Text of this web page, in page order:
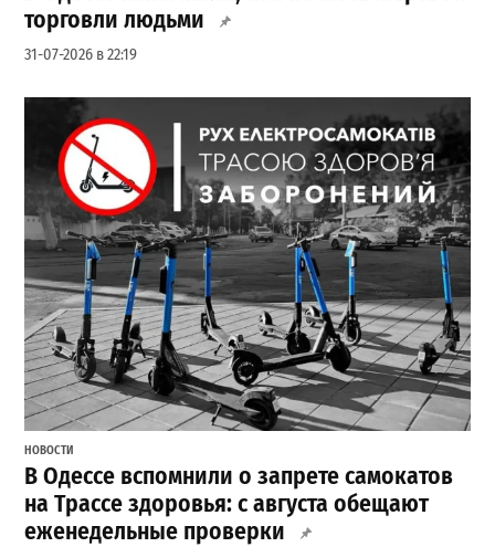
торговли людьми
31-07-2026 в 22:19
НОВОСТИ
В Одессе вспомнили о запрете самокатов
на Трассе здоровья: с августа обещают
еженедельные проверки